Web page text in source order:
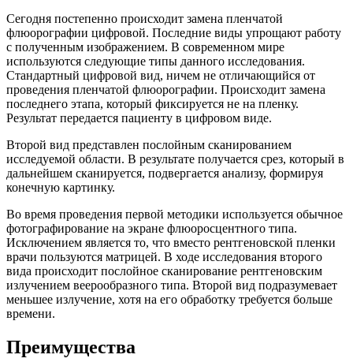
Сегодня постепенно происходит замена пленчатой
флюорографии цифровой. Последние виды упрощают работу
с полученным изображением. В современном мире
используются следующие типы данного исследования.
Стандартный цифровой вид, ничем не отличающийся от
проведения пленчатой флюорографии. Происходит замена
последнего этапа, который фиксируется не на пленку.
Результат передается пациенту в цифровом виде.
Второй вид представлен послойным сканированием
исследуемой области. В результате получается срез, который в
дальнейшем сканируется, подвергается анализу, формируя
конечную картинку.
Во время проведения первой методики используется обычное
фотографирование на экране флюоросцентного типа.
Исключением является то, что вместо рентгеновской пленки
врачи пользуются матрицей. В ходе исследования второго
вида происходит послойное сканирование рентгеновским
излучением веерообразного типа. Второй вид подразумевает
меньшее излучение, хотя на его обработку требуется больше
времени.
Преимущества